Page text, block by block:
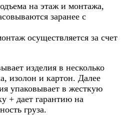
на этаж и монтажа,
заранее с
осуществляется за счет
изделия в несколько
изолон и картон. Далее
упаковывает в жесткую
+ дает гарантию на
груза.